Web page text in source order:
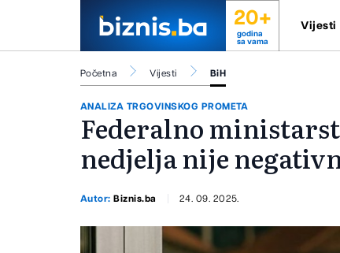
20+
godina
sa vama
Vijesti
Početna Vijesti BiH
ANALIZA TRGOVINSKOG PROMETA
Federalno
nedjelja nije
Autor:Biznis.ba 24. 09. 2025.